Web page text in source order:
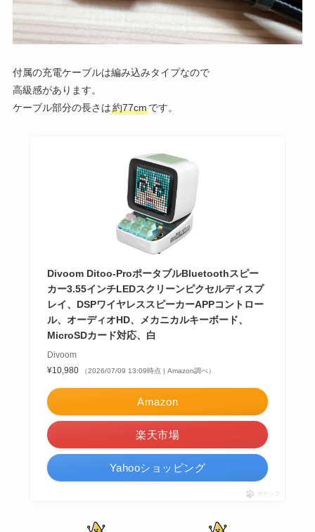
付属の充電ケーブルは編み込みタイプなので
高級感があります。
ケーブル部分の長さは約77cmです。
Divoom Ditoo-ProポータブルBluetoothスピー
カー3.55インチLEDスクリーンピクセルディスプ
レイ、DSPワイヤレススピーカーAPPコントロー
ル、オーディオHD、メカニカルキーボード、
MicroSDカード対応、白
Divoom
¥10,980
（2026/07/09 13:09時点 | Amazon調べ）
Amazon
楽天市場
Yahooショッピング
ポチップ